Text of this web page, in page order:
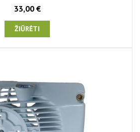
33,00 €
ŽIŪRĖTI